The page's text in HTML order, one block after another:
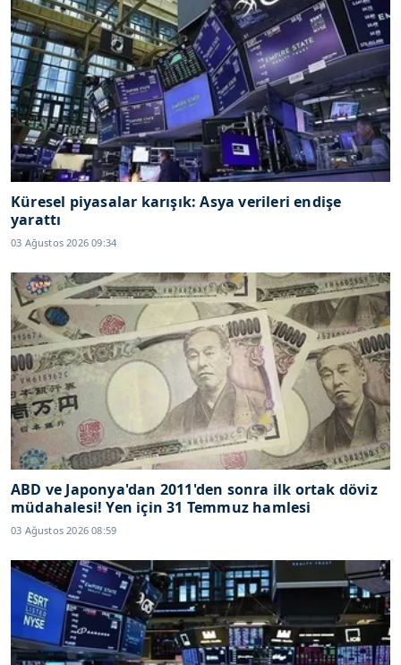
Küresel piyasalar karışık: Asya verileri endişe
yarattı
03 Ağustos 2026 09:34
ABD ve Japonya'dan 2011'den sonra ilk ortak döviz
müdahalesi! Yen için 31 Temmuz hamlesi
03 Ağustos 2026 08:59